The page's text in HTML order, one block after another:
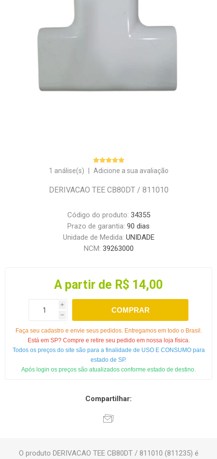
1 análise(s) Adicione a sua avaliação
DERIVACAO TEE CB80DT / 811010
Código do produto: 34355
Prazo de garantia: 90 dias
Unidade de Medida: UNIDADE
NCM: 39263000
A partir de R$ 14,00
i
h
COMPRAR
Faça seu cadastro e envie seus pedidos. Entregamos em todo o Brasil.
Está em SP? Compre e retire seu pedido em nossa loja física.
Todos os preços do site são para a finalidade de USO E CONSUMO para
estado de SP.
Após login os preços são atualizados conforme estado de destino.
Compartilhar:
O produto DERIVACAO TEE CB80DT / 811010 (811235) é